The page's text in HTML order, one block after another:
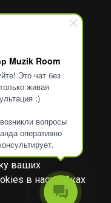
Muzik Room
Это чат без
живая
:)
вопросы
оперативно
TELEGRAM
Room, 2023-2026
сбора
Просим
ваших
в настройках